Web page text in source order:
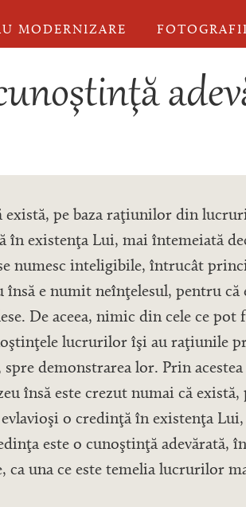
MODERNIZARE FOTOGRAFII
există, pe baza raţiunilor din
în existenţa Lui, mai întemeiată
numesc inteligibile, întrucât
e numit neînţelesul, pentru că
De aceea, nimic din cele ce pot
lucrurilor îşi au raţiunile
demonstrarea lor. Prin
însă este crezut numai că există,
o credinţă în existenţa
este o cunoştinţă adevărată,
una ce este temelia lucrurilor